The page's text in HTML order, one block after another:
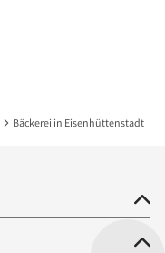
Bäckerei in Eisenhüttenstadt